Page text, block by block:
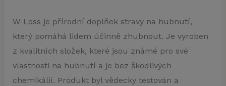
W-Loss je přírodní doplňek stravy na hubnutí,
který pomáhá lidem účinně zhubnout. Je vyroben
z kvalitních složek, které jsou známé pro své
vlastnosti na hubnutí a je bez škodlivých
chemikálií. Produkt byl vědecky testován a